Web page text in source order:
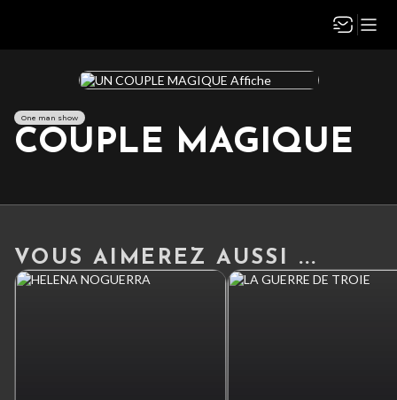
One man show
COUPLE MAGIQUE
VOUS AIMEREZ AUSSI ...